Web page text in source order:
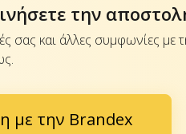
την
σας και άλλες συμφωνίες
με την Brandex